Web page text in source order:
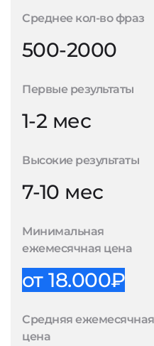
Среднее кол-во фраз
500-2000
Первые результаты
1-2 мес
Высокие результаты
7-10 мес
Минимальная
ежемесячная цена
от 18.000₽
Средняя ежемесячная
цена